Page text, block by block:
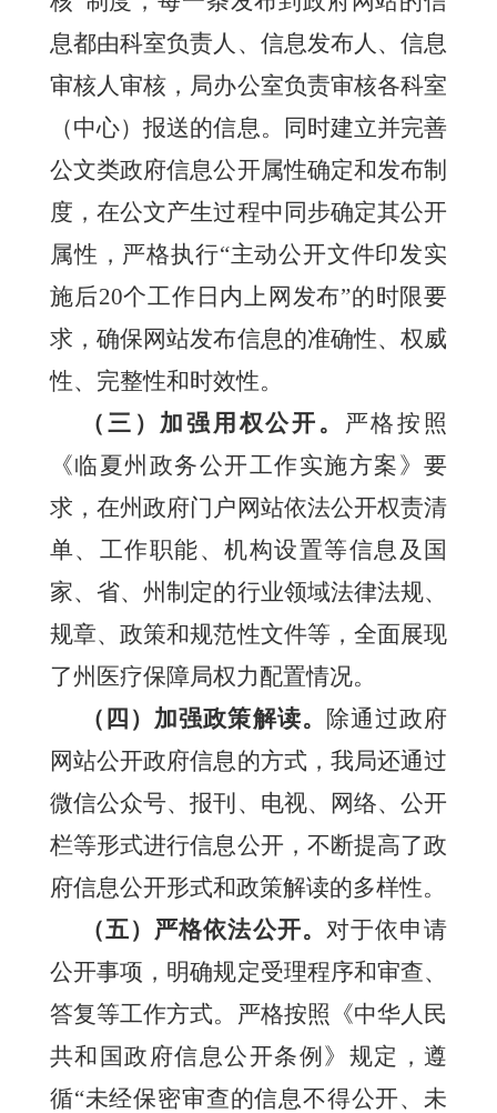
息都由科室负责人、信息发布人、信息
审核人审核，局办公室负责审核各科室
（中心）报送的信息。同时建立并完善
公文类政府信息公开属性确定和发布制
度，在公文产生过程中同步确定其公开
属性，严格执行“主动公开文件印发实
施后20个工作日内上网发布”的时限要
求，确保网站发布信息的准确性、权威
性、完整性和时效性。
（三）加强用权公开。 严格按照
《临夏州政务公开工作实施方案》要
求，在州政府门户网站依法公开权责清
单、工作职能、机构设置等信息及国
家、省、州制定的行业领域法律法规、
规章、政策和规范性文件等，全面展现
了州医疗保障局权力配置情况。
（四）加强政策解读。 除通过政府
网站公开政府信息的方式，我局还通过
微信公众号、报刊、电视、网络、公开
栏等形式进行信息公开，不断提高了政
府信息公开形式和政策解读的多样性。
（五）严格依法公开。 对于依申请
公开事项，明确规定受理程序和审查、
答复等工作方式。严格按照《中华人民
共和国政府信息公开条例》规定，遵
循“未经保密审查的信息不得公开、未